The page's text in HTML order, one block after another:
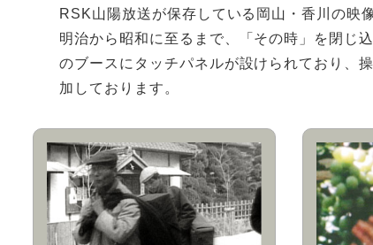
RSK山陽放送が保存している岡山・香川の映
明治から昭和に至るまで、「その時」を閉じ
のブースにタッチパネルが設けられており、
加しております。